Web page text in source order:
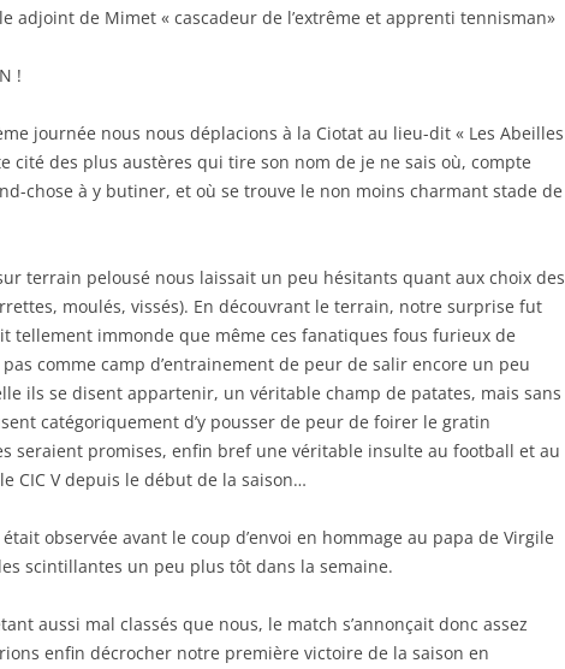
adjoint de Mimet « cascadeur de l’extrême et apprenti tennisman»
!
journée nous nous déplacions à la Ciotat au lieu-dit « Les Abeilles
cité des plus austères qui tire son nom de je ne sais où, compte
chose à y butiner, et où se trouve le non moins charmant stade de
terrain pelousé nous laissait un peu hésitants quant aux choix des
moulés, vissés). En découvrant le terrain, notre surprise fut
tellement immonde que même ces fanatiques fous furieux de
pas comme camp d’entrainement de peur de salir encore un peu
ils se disent appartenir, un véritable champ de patates, mais sans
catégoriquement d’y pousser de peur de foirer le gratin
seraient promises, enfin bref une véritable insulte au football et au
CIC V depuis le début de la saison…
observée avant le coup d’envoi en hommage au papa de Virgile
scintillantes un peu plus tôt dans la semaine.
aussi mal classés que nous, le match s’annonçait donc assez
enfin décrocher notre première victoire de la saison en